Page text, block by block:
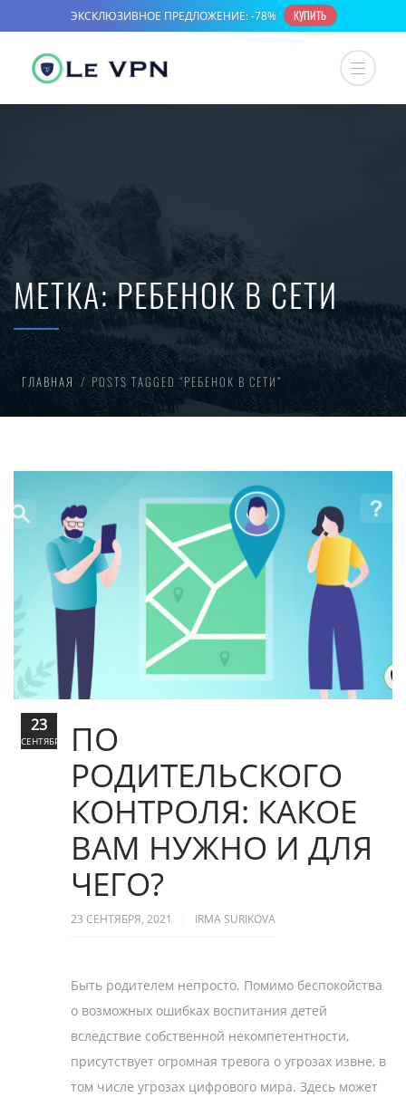
МЕТКА:РЕБЕНОК В СЕТИ
ГЛАВНАЯ POSTS TAGGED “РЕБЕНОК В СЕТИ”
ПО
РОДИТЕЛЬСКОГО
КОНТРОЛЯ: КАКОЕ
ВАМ НУЖНО И ДЛЯ
ЧЕГО?
23 СЕНТЯБРЯ, 2021 IRMA SURIKOVA
Быть родителем непросто. Помимо беспокойства
о возможных ошибках воспитания детей
вследствие собственной некомпетентности,
присутствует огромная тревога о угрозах извне, в
том числе угрозах цифрового мира. Здесь может
23
СЕНТЯБРЬ